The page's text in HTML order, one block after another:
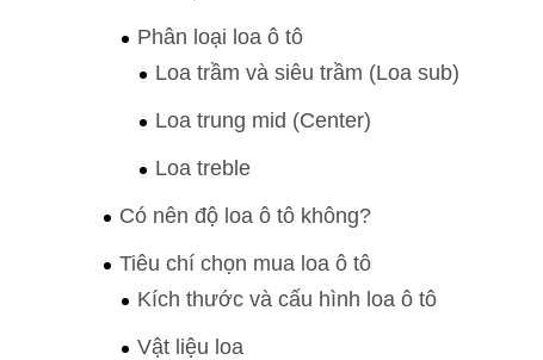
Phân loại loa ô tô
Loa trầm và siêu trầm (Loa sub)
Loa trung mid (Center)
Loa treble
Có nên độ loa ô tô không?
Tiêu chí chọn mua loa ô tô
Kích thước và cấu hình loa ô tô
Vật liệu loa